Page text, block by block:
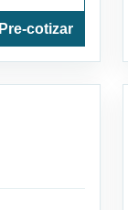
Pre-cotizar